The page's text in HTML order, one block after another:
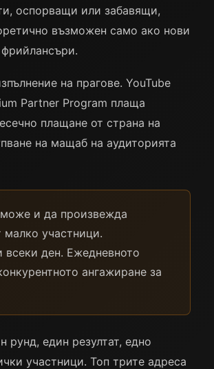
оспорващи или забавящи,
възможен само ако нови
на прагове. YouTube
Partner Program плаща
плащане от страна на
на мащаб на аудиторията
и да произвежда
малко участници.
всеки ден. Ежедневното
ангажиране за
рунд, един резултат, едно
участници. Топ трите адреса